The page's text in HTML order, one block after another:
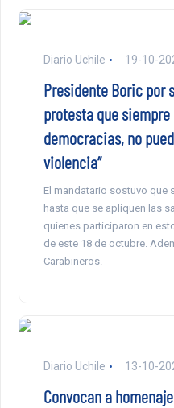
Diario Uchile 19-10-
Presidente Boric por
protesta que
democracias, no
violencia”
El mandatario sostuvo que
hasta que se apliquen las
quienes participaron en
de este 18 de octubre.
Carabineros.
Diario Uchile 13-10-
Convocan a